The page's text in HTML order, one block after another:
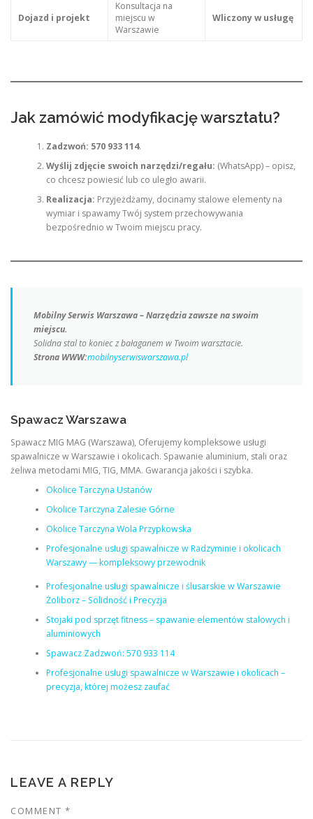
Dojazd i projekt
Konsultacja na
miejscu w
Warszawie
Wliczony w usługę
Jak zamówić modyfikację warsztatu?
Zadzwoń: 570 933 114.
Wyślij zdjęcie swoich narzędzi/regału: (WhatsApp) – opisz,
co chcesz powiesić lub co uległo awarii.
Realizacja: Przyjeżdżamy, docinamy stalowe elementy na
wymiar i spawamy Twój system przechowywania
bezpośrednio w Twoim miejscu pracy.
Mobilny Serwis Warszawa – Narzędzia zawsze na swoim
miejscu.
Solidna stal to koniec z bałaganem w Twoim warsztacie.
Strona WWW:mobilnyserwiswarszawa.pl
Spawacz Warszawa
Spawacz MIG MAG (Warszawa), Oferujemy kompleksowe usługi
spawalnicze w Warszawie i okolicach. Spawanie aluminium, stali oraz
żeliwa metodami MIG, TIG, MMA. Gwarancja jakości i szybka.
Okolice Tarczyna Ustanów
Okolice Tarczyna Zalesie Górne
Okolice Tarczyna Wola Przypkowska
Profesjonalne usługi spawalnicze w Radzyminie i okolicach
Warszawy — kompleksowy przewodnik
Profesjonalne usługi spawalnicze i ślusarskie w Warszawie
Żoliborz – Solidność i Precyzja
Stojaki pod sprzęt fitness – spawanie elementów stalowych i
aluminiowych
Spawacz Zadzwoń: 570 933 114
Profesjonalne usługi spawalnicze w Warszawie i okolicach –
precyzja, której możesz zaufać
LEAVE A REPLY
COMMENT *